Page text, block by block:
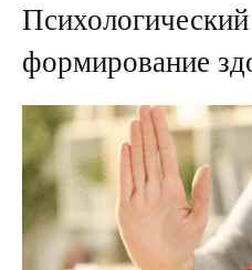
формирование